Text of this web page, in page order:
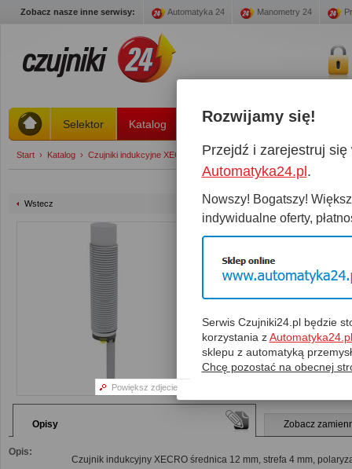
Zobacz nasze inne serwisy: Automatyka 24 Manometry 24
Selektor Katalog Stany magazynowe
Start › Katalog › Czujniki indukcyjne XECRO strefa 2 ... 4 mm ›IHT12-N4APC50-
Wstecz
Powiększ zdjecie
IHT12-N4APC50-A2S
Czujnik: IHT12-N4APC50-
Opisy Zobacz
Opis:
Czujnik indukcyjny XECRO średnica 12 mm, strefa 4 mm,
Rozwijamy się!
Przejdź i zarejestruj się
Automatyka24.pl .
Nowszy! Bogatszy!
indywidualne oferty,
Serwis Czujniki24.pl będzie
korzystania zAutomatyka24.pl
sklepu z automatyką
Chcę pozostać na obecnej